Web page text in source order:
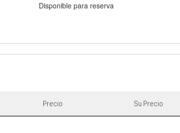
Disponible para reserva
Precio Su Precio